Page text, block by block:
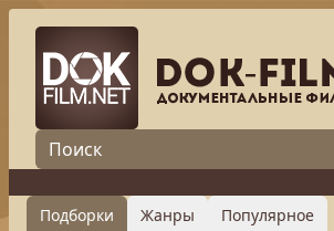
Подборки Жанры Популярное